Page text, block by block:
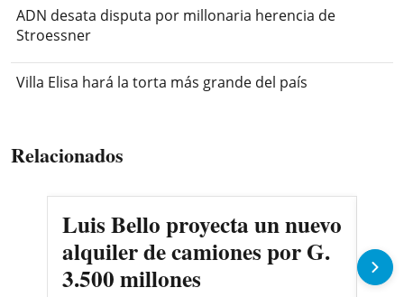
ADN desata disputa por millonaria herencia de
Stroessner
Villa Elisa hará la torta más grande del país
Relacionados
Luis Bello proyecta un nuevo
alquiler de camiones por G.
3.500 millones